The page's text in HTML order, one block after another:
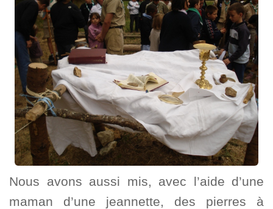
Nous avons aussi mis, avec l’aide d’une
maman d’une jeannette, des pierres à